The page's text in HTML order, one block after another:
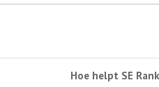
Hoe helpt SE